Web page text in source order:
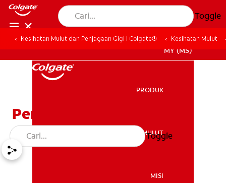
Toggle
MY (MS)
PRODUK
KESIHATAN MULUT
MISI
Toggle
Kesihatan Mulut dan Penjagaan Gigi | Colgate® Kesihatan Mulut
Pen Pemutih Gigi 101